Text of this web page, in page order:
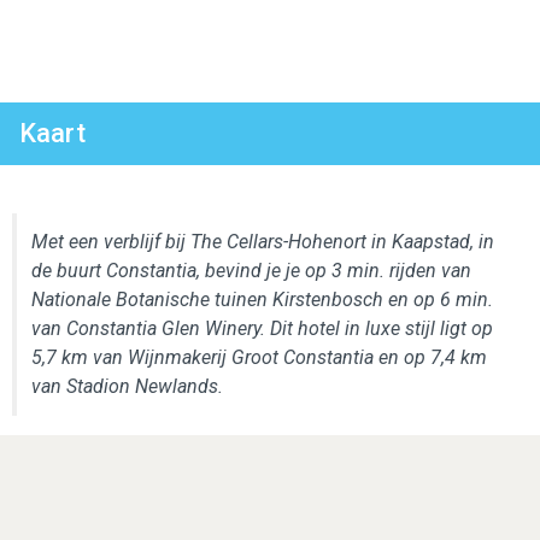
Kaart
Met een verblijf bij The Cellars-Hohenort in Kaapstad, in
de buurt Constantia, bevind je je op 3 min. rijden van
Nationale Botanische tuinen Kirstenbosch en op 6 min.
van Constantia Glen Winery. Dit hotel in luxe stijl ligt op
5,7 km van Wijnmakerij Groot Constantia en op 7,4 km
van Stadion Newlands.